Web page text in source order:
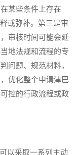
某些条件上存在
或弥补。第三是审
审核时间可能会延
地法规和流程的专
问题、规范材料，
优化整个申请津巴
控的行政流程或政
以采取一系列主动